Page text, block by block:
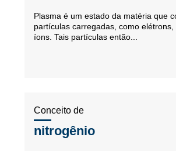
Plasma é um estado da matéria que
partículas carregadas, como elétrons,
íons. Tais partículas então...
Conceito de
nitrogênio